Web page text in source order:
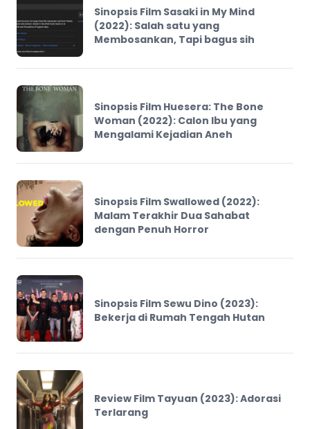
Sinopsis Film Sasaki in My Mind
(2022): Salah satu yang
Membosankan, Tapi bagus sih
Sinopsis Film Huesera: The Bone
Woman (2022): Calon Ibu yang
Mengalami Kejadian Aneh
Sinopsis Film Swallowed (2022):
Malam Terakhir Dua Sahabat
dengan Penuh Horror
Sinopsis Film Sewu Dino (2023):
Bekerja di Rumah Tengah Hutan
Review Film Tayuan (2023): Adorasi
Terlarang